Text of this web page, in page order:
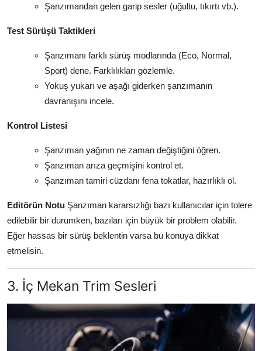
Şanzımandan gelen garip sesler (uğultu, tıkırtı vb.).
Test Sürüşü Taktikleri
Şanzımanı farklı sürüş modlarında (Eco, Normal,
Sport) dene. Farklılıkları gözlemle.
Yokuş yukarı ve aşağı giderken şanzımanın
davranışını incele.
Kontrol Listesi
Şanzıman yağının ne zaman değiştiğini öğren.
Şanzıman arıza geçmişini kontrol et.
Şanzıman tamiri cüzdanı fena tokatlar, hazırlıklı ol.
Editörün Notu Şanzıman kararsızlığı bazı kullanıcılar için tolere
edilebilir bir durumken, bazıları için büyük bir problem olabilir.
Eğer hassas bir sürüş beklentin varsa bu konuya dikkat
etmelisin.
3. İç Mekan Trim Sesleri